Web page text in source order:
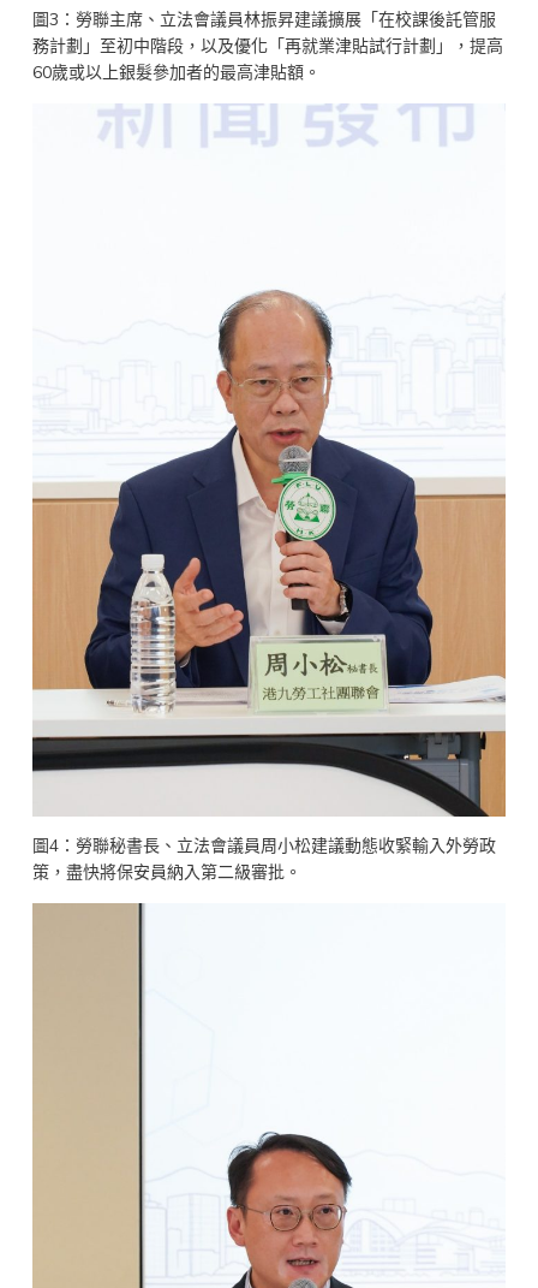
圖3：勞聯主席、立法會議員林振昇建議擴展「在校課後託管服
務計劃」至初中階段，以及優化「再就業津貼試行計劃」，提高
60歲或以上銀髮參加者的最高津貼額。
圖4：勞聯秘書長、立法會議員周小松建議動態收緊輸入外勞政
策，盡快將保安員納入第二級審批。